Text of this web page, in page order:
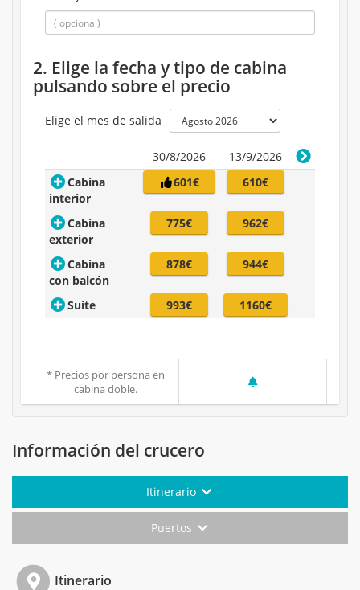
2. Elige la fecha y tipo de cabina
pulsando sobre el precio
Elige el mes de salida
30/8/2026
13/9/2026
Cabina
interior
601€ 610€
Cabina
exterior
775€ 962€
Cabina
con balcón
878€ 944€
Suite 993€ 1160€
* Precios por persona en
cabina doble.
Información del crucero
Itinerario
Puertos
Itinerario